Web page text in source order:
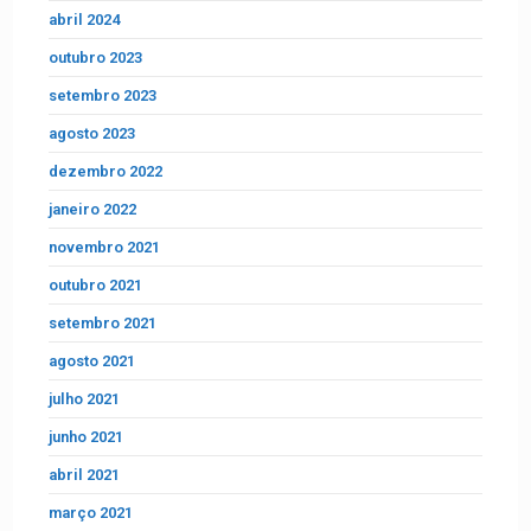
abril 2024
outubro 2023
setembro 2023
agosto 2023
dezembro 2022
janeiro 2022
novembro 2021
outubro 2021
setembro 2021
agosto 2021
julho 2021
junho 2021
abril 2021
março 2021